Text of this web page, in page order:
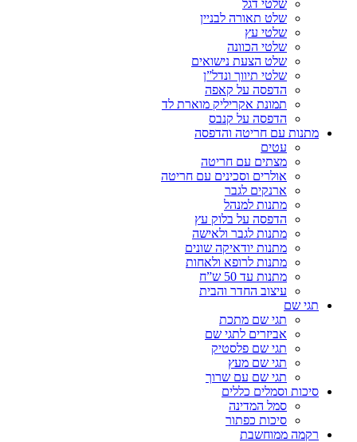
שלטי דגל
שלט תאורה לבניין
שלטי עץ
שלטי הכוונה
שלט הצעת נישואים
שלטי תיווך ונדל”ן
הדפסה על קאפה
תמונת אקריליק מוארת לד
הדפסה על קנבס
מתנות עם חריטה והדפסה
עטים
מצתים עם חריטה
אולרים וסכינים עם חריטה
ארנקים לגבר
מתנות למנהל
הדפסה על בלוק עץ
מתנות לגבר ולאישה
מתנות יודאיקה שונים
מתנות לרופא ולאחות
מתנות עד 50 ש”ח
עיצוב החדר והבית
תגי שם
תגי שם מתכת
אביזרים לתגי שם
תגי שם פלסטיק
תגי שם מעץ
תגי שם עם שרוך
סיכות וסמלים כללים
סמל המדינה
סיכות כפתור
רקמה ממוחשבת